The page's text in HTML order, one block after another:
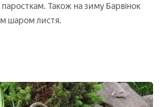
Також на зиму Барвінок
шаром листя.